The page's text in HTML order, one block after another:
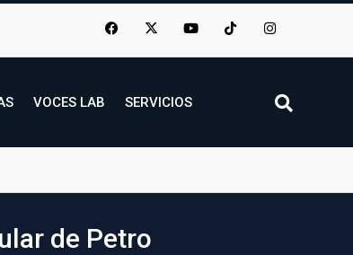
VOCES LAB SERVICIOS
de Petro